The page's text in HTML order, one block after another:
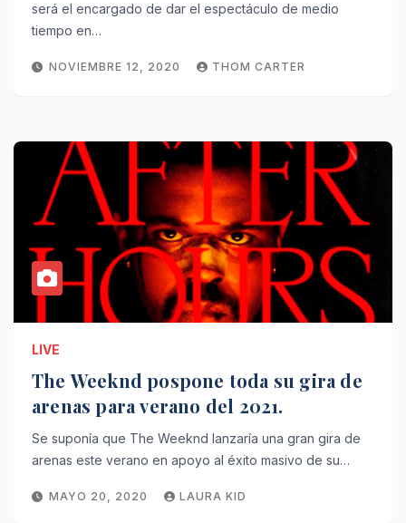
será el encargado de dar el espectáculo de medio
tiempo en…
NOVIEMBRE 12, 2020 THOM CARTER
LIVE
The Weeknd pospone toda su gira de
arenas para verano del 2021.
Se suponía que The Weeknd lanzaría una gran gira de
arenas este verano en apoyo al éxito masivo de su…
MAYO 20, 2020 LAURA KID